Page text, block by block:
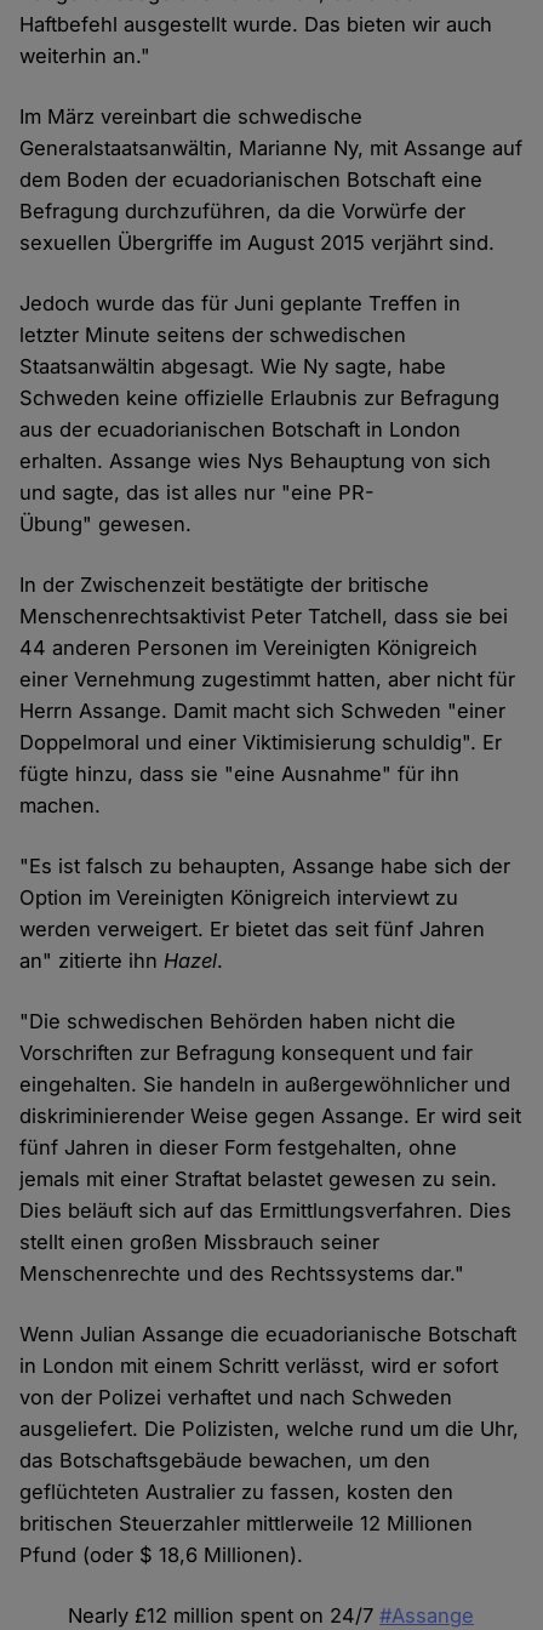
Haftbefehl ausgestellt wurde. Das bieten wir auch
weiterhin an."
Im März vereinbart die schwedische
Generalstaatsanwältin, Marianne Ny, mit Assange auf
dem Boden der ecuadorianischen Botschaft eine
Befragung durchzuführen, da die Vorwürfe der
sexuellen Übergriffe im August 2015 verjährt sind.
Jedoch wurde das für Juni geplante Treffen in
letzter Minute seitens der schwedischen
Staatsanwältin abgesagt. Wie Ny sagte, habe
Schweden keine offizielle Erlaubnis zur Befragung
aus der ecuadorianischen Botschaft in London
erhalten. Assange wies Nys Behauptung von sich
und sagte, das ist alles nur "eine PR-
Übung" gewesen.
In der Zwischenzeit bestätigte der britische
Menschenrechtsaktivist Peter Tatchell, dass sie bei
44 anderen Personen im Vereinigten Königreich
einer Vernehmung zugestimmt hatten, aber nicht für
Herrn Assange. Damit macht sich Schweden "einer
Doppelmoral und einer Viktimisierung schuldig". Er
fügte hinzu, dass sie "eine Ausnahme" für ihn
machen.
"Es ist falsch zu behaupten, Assange habe sich der
Option im Vereinigten Königreich interviewt zu
werden verweigert. Er bietet das seit fünf Jahren
an" zitierte ihnHazel.
"Die schwedischen Behörden haben nicht die
Vorschriften zur Befragung konsequent und fair
eingehalten. Sie handeln in außergewöhnlicher und
diskriminierender Weise gegen Assange. Er wird seit
fünf Jahren in dieser Form festgehalten, ohne
jemals mit einer Straftat belastet gewesen zu sein.
Dies beläuft sich auf das Ermittlungsverfahren. Dies
stellt einen großen Missbrauch seiner
Menschenrechte und des Rechtssystems dar."
Wenn Julian Assange die ecuadorianische Botschaft
in London mit einem Schritt verlässt, wird er sofort
von der Polizei verhaftet und nach Schweden
ausgeliefert. Die Polizisten, welche rund um die Uhr,
das Botschaftsgebäude bewachen, um den
geflüchteten Australier zu fassen, kosten den
britischen Steuerzahler mittlerweile 12 Millionen
Pfund (oder $ 18,6 Millionen).
Nearly £12 million spent on 24/7#Assange